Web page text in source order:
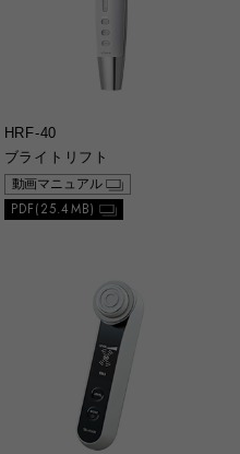
HRF-40
ブライトリフト
動画マニュアル
PDF(25.4MB)